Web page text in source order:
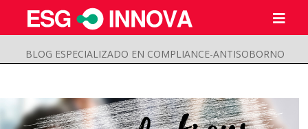
BLOG ESPECIALIZADO EN COMPLIANCE-ANTISOBORNO